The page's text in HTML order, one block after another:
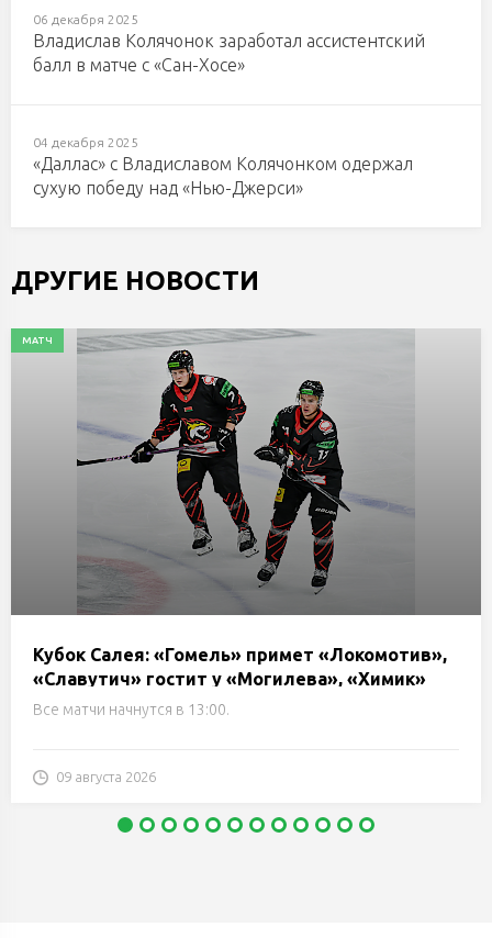
06 декабря 2025
Владислав Колячонок заработал ассистентский
балл в матче с «Сан-Хосе»
04 декабря 2025
«Даллас» с Владиславом Колячонком одержал
сухую победу над «Нью-Джерси»
ДРУГИЕ НОВОСТИ
МАТЧ
Кубок Салея: «Гомель» примет «Локомотив»,
«Славутич» гостит у «Могилева», «Химик»
сразится с «Металлургом». Трансляции и
Все матчи начнутся в 13:00.
09 августа 2026